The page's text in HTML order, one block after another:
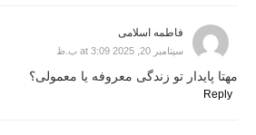
فاطمه اسلامی
سپتامبر 20, 2025 at 3:09 ب.ظ
مهتا پایدار تو زندگی معروفه یا معمولی؟
Reply